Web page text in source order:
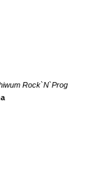
Rock`N`Prog